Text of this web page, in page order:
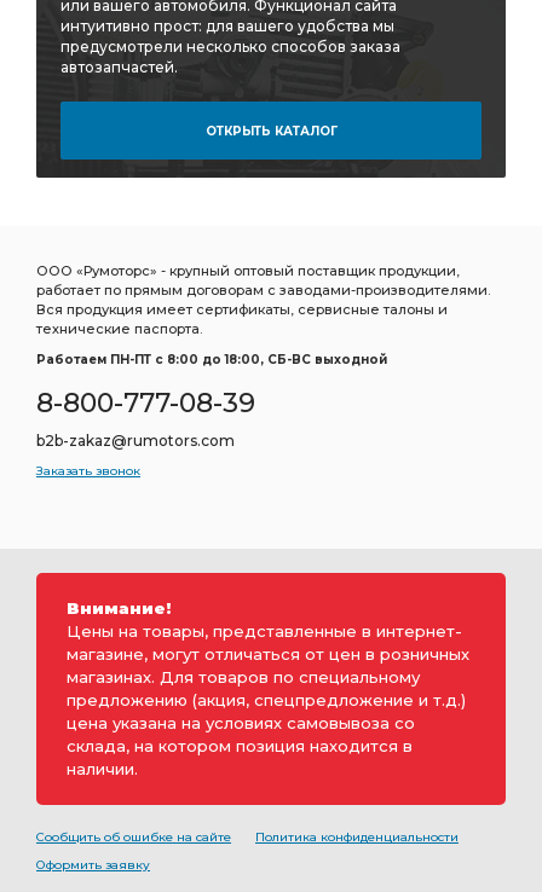
или вашего автомобиля. Функционал сайта
интуитивно прост: для вашего удобства мы
предусмотрели несколько способов заказа
автозапчастей.
ОТКРЫТЬ КАТАЛОГ
ООО «Румоторс» - крупный оптовый поставщик продукции,
работает по прямым договорам с заводами-производителями.
Вся продукция имеет сертификаты, сервисные талоны и
технические паспорта.
Работаем ПН-ПТ c 8:00 до 18:00, СБ-ВС выходной
8-800-777-08-39
b2b-zakaz@rumotors.com
Заказать звонок
Внимание!
Цены на товары, представленные в интернет-
магазине, могут отличаться от цен в розничных
магазинах. Для товаров по специальному
предложению (акция, спецпредложение и т.д.)
цена указана на условиях самовывоза со
склада, на котором позиция находится в
наличии.
Сообщить об ошибке на сайте
Политика конфиденциальности
Оформить заявку